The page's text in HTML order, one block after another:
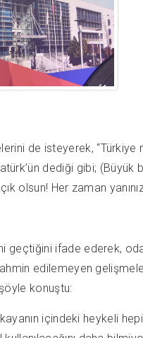
de isteyerek,
dediği gibi; (Büyük
olsun! Her zaman
geçtiğini ifade ederek,
edilemeyen
konuştu:
içindeki heykeli